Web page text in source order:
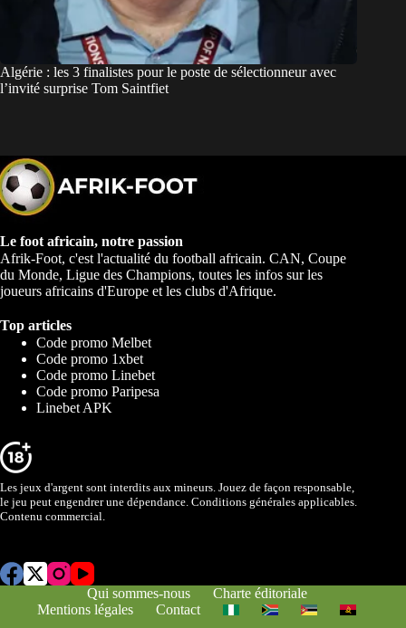
Algérie : les 3 finalistes pour le poste de sélectionneur avec
l’invité surprise Tom Saintfiet
Le foot africain, notre passion
Afrik-Foot, c'est l'actualité du football africain. CAN, Coupe
du Monde, Ligue des Champions, toutes les infos sur les
joueurs africains d'Europe et les clubs d'Afrique.
Top articles
Code promo Melbet
Code promo 1xbet
Code promo Linebet
Code promo Paripesa
Linebet APK
Les jeux d'argent sont interdits aux mineurs. Jouez de façon responsable,
le jeu peut engendrer une dépendance. Conditions générales applicables.
Contenu commercial.
Qui sommes-nous
Charte éditoriale
Mentions légales
Contact